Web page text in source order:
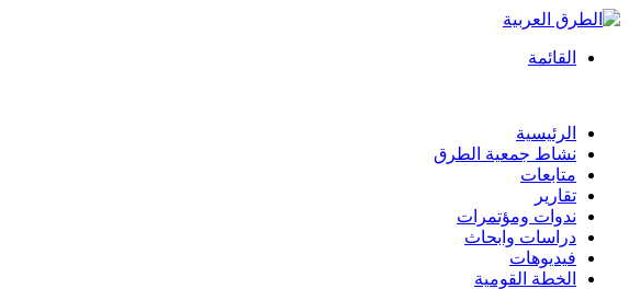
القائمة
الرئيسية
نشاط جمعية الطرق
متابعات
تقارير
ندوات ومؤتمرات
دراسات وابحاث
فيديوهات
الخطة القومية